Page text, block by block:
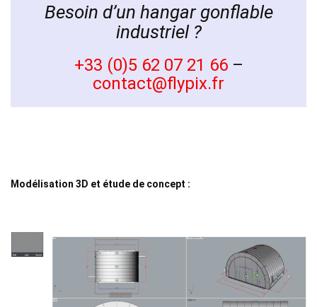
Besoin d’un hangar gonflable
industriel ?
+33 (0)5 62 07 21 66–
contact@flypix.fr
Modélisation 3D et étude de concept :